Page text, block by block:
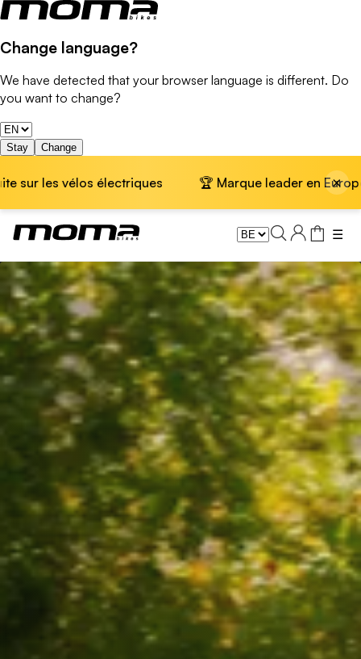
Change language?
We have detected that your browser language is different. Do
you want to change?
Stay Change
vélos électriques 🏆 Marque leader en Europe · 📦×
☰
Vélos trekking